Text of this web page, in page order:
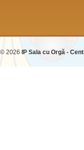
© 2026 IP Sala cu Orgă -